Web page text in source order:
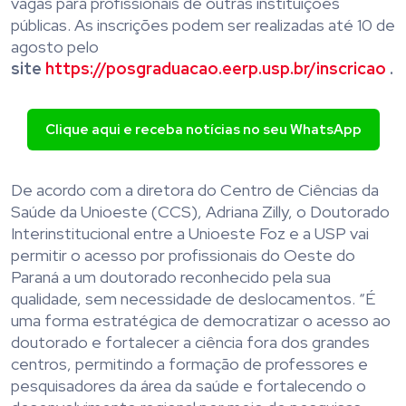
públicas. As inscrições podem ser realizadas até 10 de
agosto pelo
site https://posgraduacao.eerp.usp.br/inscricao .
Clique aqui e receba notícias no seu WhatsApp
De acordo com a diretora do Centro de Ciências da
Saúde da Unioeste (CCS), Adriana Zilly, o Doutorado
Interinstitucional entre a Unioeste Foz e a USP vai
permitir o acesso por profissionais do Oeste do
Paraná a um doutorado reconhecido pela sua
qualidade, sem necessidade de deslocamentos. “É
uma forma estratégica de democratizar o acesso ao
doutorado e fortalecer a ciência fora dos grandes
centros, permitindo a formação de professores e
pesquisadores da área da saúde e fortalecendo o